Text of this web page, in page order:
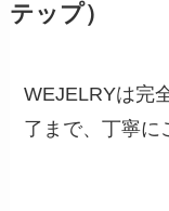
テップ）
WEJELRYは完
了まで、丁寧に